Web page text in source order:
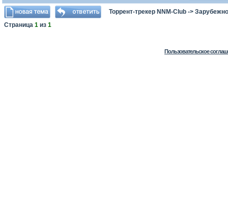
Торрент-трекер NNM-Club ->
Страница 1 из 1
Пользовательское